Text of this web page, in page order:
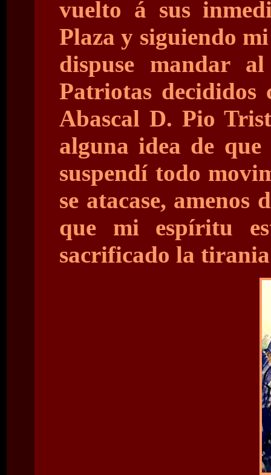
vuelto á sus
Plaza y siguiendo
dispuse mandar
Patriotas
Abascal D. Pio
alguna idea de que
suspendí todo
se atacase,
que mi espíritu
sacrificado la tirania